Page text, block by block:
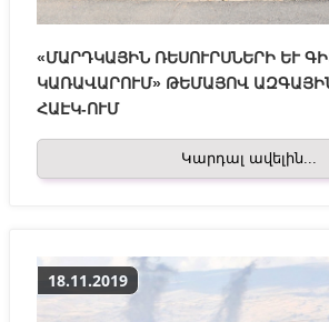
«ՄԱՐԴԿԱՅԻՆ ՌԵՍՈՒՐՍՆԵՐԻ ԵՒ
ԱՌԱՎԱՐՈՒՄ» ԹԵՄԱՅՈՎ ԱԶԳԱՅԻՆ
ԱԷԿ-ՈՒՄ
Կարդալ ավելին...
18.11.2019